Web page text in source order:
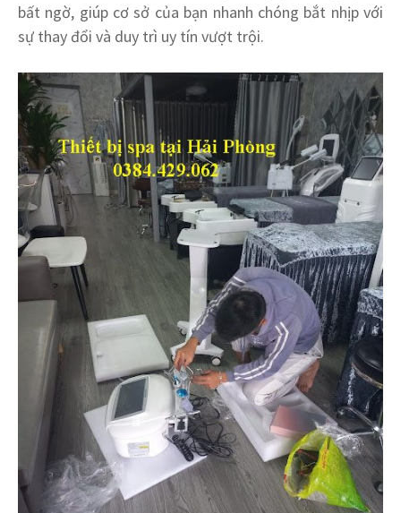
bất ngờ, giúp cơ sở của bạn nhanh chóng bắt nhịp với
sự thay đổi và duy trì uy tín vượt trội.